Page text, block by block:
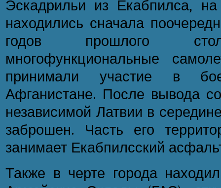
Эскадрильи из Екабпилса,
находились сначала
годов прошлого
многофункциональные
принимали участие в
Афганистане. После вывода
независимой Латвии в
заброшен. Часть его
занимает Екабпилсский
Также в черте города